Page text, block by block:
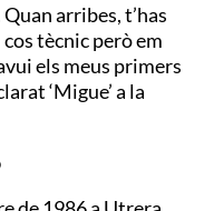
arribes, t’has
tècnic però em
els meus primers
‘Migue’ a la